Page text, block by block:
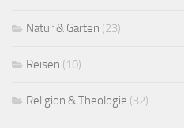
Natur & Garten (23)
Reisen (10)
Religion & Theologie (32)